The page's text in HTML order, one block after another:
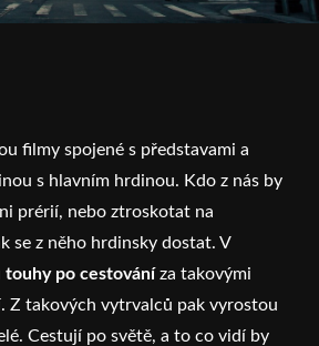
filmy spojené s představami a
s hlavním hrdinou. Kdo z nás by
prérií, nebo ztroskotat na
se z něho hrdinsky dostat. V
touhy po cestováníza takovými
Z takových vytrvalců pak vyrostou
Cestují po světě, a to co vidí by